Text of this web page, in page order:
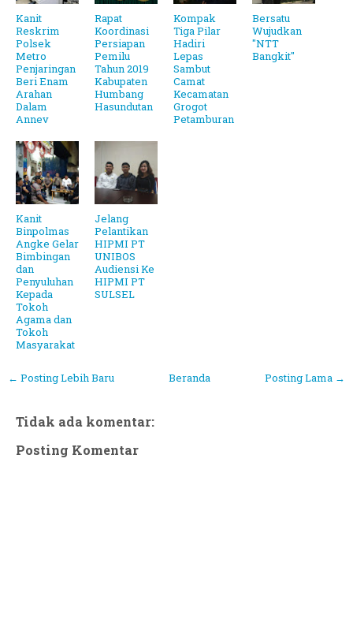
Kanit
Reskrim
Polsek
Metro
Penjaringan
Beri Enam
Arahan
Dalam
Annev
Rapat
Koordinasi
Persiapan
Pemilu
Tahun 2019
Kabupaten
Humbang
Hasundutan
Kompak
Tiga Pilar
Hadiri
Lepas
Sambut
Camat
Kecamatan
Grogot
Petamburan
Bersatu
Wujudkan
"NTT
Bangkit"
Kanit
Binpolmas
Angke Gelar
Bimbingan
dan
Penyuluhan
Kepada
Tokoh
Agama dan
Tokoh
Masyarakat
Jelang
Pelantikan
HIPMI PT
UNIBOS
Audiensi Ke
HIPMI PT
SULSEL
← Posting Lebih Baru Posting Lama →
Beranda
Tidak ada komentar:
Posting Komentar